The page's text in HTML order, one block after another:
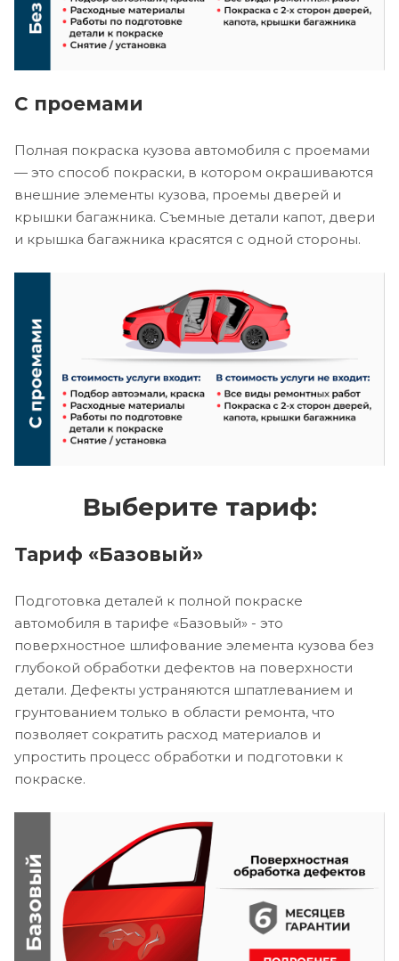
С проемами
Полная покраска кузова автомобиля с проемами
— это способ покраски, в котором окрашиваются
внешние элементы кузова, проемы дверей и
крышки багажника. Съемные детали капот, двери
и крышка багажника красятся с одной стороны.
Выберите тариф:
Тариф «Базовый»
Подготовка деталей к полной покраске
автомобиля в тарифе «Базовый» - это
поверхностное шлифование элемента кузова без
глубокой обработки дефектов на поверхности
детали. Дефекты устраняются шпатлеванием и
грунтованием только в области ремонта, что
позволяет сократить расход материалов и
упростить процесс обработки и подготовки к
покраске.